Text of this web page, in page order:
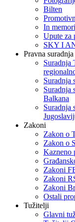
Bilten
In
Upute za
SKY I
Pravna suradnja
Suradnja
Suradnja
Suradnja
Balkana
Suradnja
Zakoni
Zakon o
Zakon o
Kazneno
Zakoni
Zakoni
Zakoni
Ostali
Tužitelji
Glavni